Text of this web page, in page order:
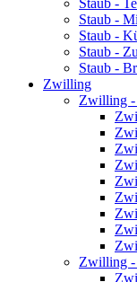
Staub -
Staub -
Staub -
Staub -
Staub -
Zwilling
Zwilling -
Zwilling -